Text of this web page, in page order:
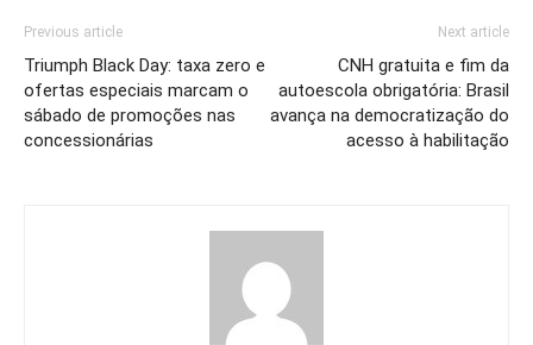
Previous article
Triumph Black Day: taxa zero e
ofertas especiais marcam o
sábado de promoções nas
concessionárias
Next article
CNH gratuita e fim da
autoescola obrigatória: Brasil
avança na democratização do
acesso à habilitação